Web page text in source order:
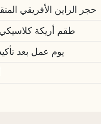
حجر الراين الأفريقي
طقم أريكة كلاسيكي
68 يوم عمل بعد تأكيد